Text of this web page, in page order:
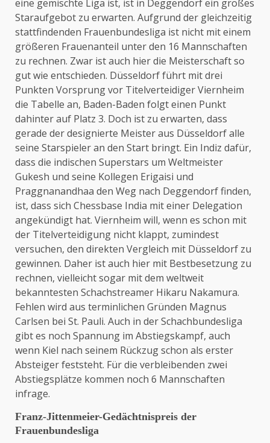
eine gemischte Liga ist, ist in Deggendorf ein großes
Staraufgebot zu erwarten. Aufgrund der gleichzeitig
stattfindenden Frauenbundesliga ist nicht mit einem
größeren Frauenanteil unter den 16 Mannschaften
zu rechnen. Zwar ist auch hier die Meisterschaft so
gut wie entschieden. Düsseldorf führt mit drei
Punkten Vorsprung vor Titelverteidiger Viernheim
die Tabelle an, Baden-Baden folgt einen Punkt
dahinter auf Platz 3. Doch ist zu erwarten, dass
gerade der designierte Meister aus Düsseldorf alle
seine Starspieler an den Start bringt. Ein Indiz dafür,
dass die indischen Superstars um Weltmeister
Gukesh und seine Kollegen Erigaisi und
Praggnanandhaa den Weg nach Deggendorf finden,
ist, dass sich Chessbase India mit einer Delegation
angekündigt hat. Viernheim will, wenn es schon mit
der Titelverteidigung nicht klappt, zumindest
versuchen, den direkten Vergleich mit Düsseldorf zu
gewinnen. Daher ist auch hier mit Bestbesetzung zu
rechnen, vielleicht sogar mit dem weltweit
bekanntesten Schachstreamer Hikaru Nakamura.
Fehlen wird aus terminlichen Gründen Magnus
Carlsen bei St. Pauli. Auch in der Schachbundesliga
gibt es noch Spannung im Abstiegskampf, auch
wenn Kiel nach seinem Rückzug schon als erster
Absteiger feststeht. Für die verbleibenden zwei
Abstiegsplätze kommen noch 6 Mannschaften
infrage.
Franz-Jittenmeier-Gedächtnispreis der
Frauenbundesliga